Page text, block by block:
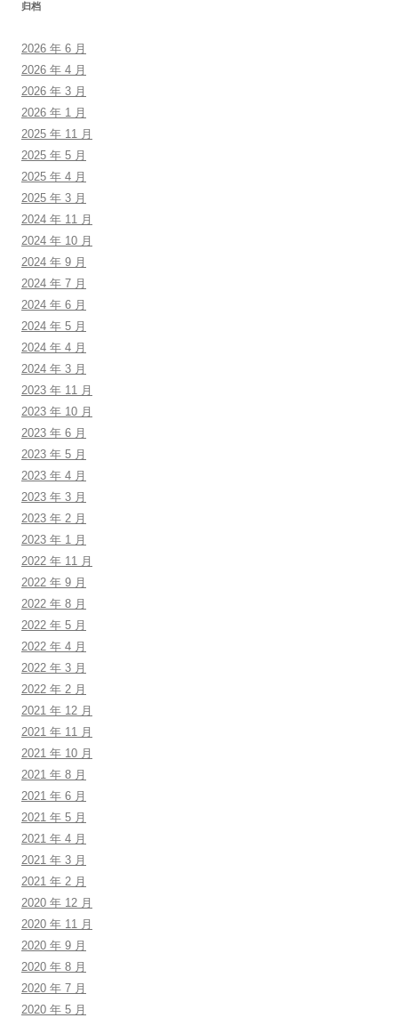
归档
2026 年 6 月
2026 年 4 月
2026 年 3 月
2026 年 1 月
2025 年 11 月
2025 年 5 月
2025 年 4 月
2025 年 3 月
2024 年 11 月
2024 年 10 月
2024 年 9 月
2024 年 7 月
2024 年 6 月
2024 年 5 月
2024 年 4 月
2024 年 3 月
2023 年 11 月
2023 年 10 月
2023 年 6 月
2023 年 5 月
2023 年 4 月
2023 年 3 月
2023 年 2 月
2023 年 1 月
2022 年 11 月
2022 年 9 月
2022 年 8 月
2022 年 5 月
2022 年 4 月
2022 年 3 月
2022 年 2 月
2021 年 12 月
2021 年 11 月
2021 年 10 月
2021 年 8 月
2021 年 6 月
2021 年 5 月
2021 年 4 月
2021 年 3 月
2021 年 2 月
2020 年 12 月
2020 年 11 月
2020 年 9 月
2020 年 8 月
2020 年 7 月
2020 年 5 月